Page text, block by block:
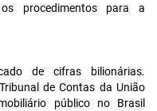
procedimentos para a
de cifras bilionárias.
de Contas da União
público no Brasil